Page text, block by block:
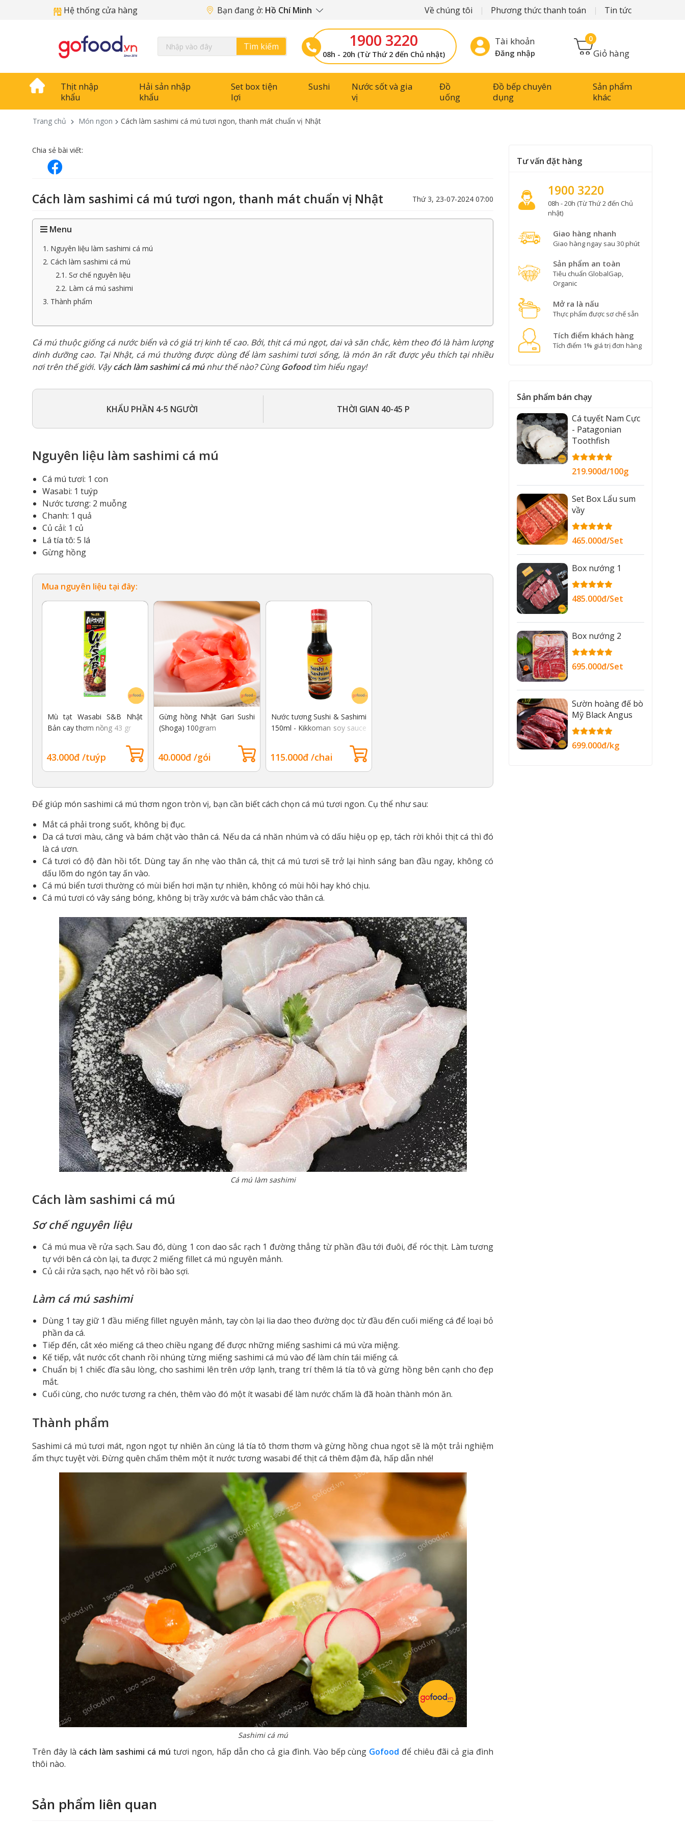
Hệ thống cửa hàng Bạn đang ở: Hồ Chí Minh Về chúng tôi Phương thức thanh toán Tin tức
Tìm kiếm 1900 3220
08h - 20h (Từ Thứ 2 đến Chủ nhật)
Tài khoản
Đăng nhập Giỏ hàng
0
Thịt nhập
khẩu
Hải sản nhập
khẩu
Set box tiện
lợi
Sushi
Nước sốt và gia
vị
Đồ
uống
Đồ bếp chuyên
dụng
Sản phẩm
khác
Trang chủ Món ngon Cách làm sashimi cá mú tươi ngon, thanh mát chuẩn vị Nhật
Chia sẻ bài viết:
Cách làm sashimi cá mú tươi ngon, thanh mát chuẩn vị Nhật Thứ 3, 23-07-2024 07:00
Menu
1. Nguyên liệu làm sashimi cá mú
2. Cách làm sashimi cá mú
2.1. Sơ chế nguyên liệu
2.2. Làm cá mú sashimi
3. Thành phẩm
Cá mú thuộc giống cá nước biển và có giá trị kinh tế cao. Bởi, thịt cá mú ngọt, dai và săn chắc, kèm theo đó là hàm lượng
dinh dưỡng cao. Tại Nhật, cá mú thường được dùng để làm sashimi tươi sống, là món ăn rất được yêu thích tại nhiều
nơi trên thế giới. Vậycách làm sashimi cá mú như thế nào? CùngGofoodtìm hiểu ngay!
KHẨU PHẦN 4-5 NGƯỜI THỜI GIAN 40-45 P
Nguyên liệu làm sashimi cá mú
Cá mú tươi: 1 con
Wasabi: 1 tuýp
Nước tương: 2 muỗng
Chanh: 1 quả
Củ cải: 1 củ
Lá tía tô: 5 lá
Gừng hồng
Mua nguyên liệu tại đây:
Mù tạt Wasabi S&B Nhật
Bản cay thơm nồng 43 gr
43.000đ /tuýp
Gừng hồng Nhật Gari Sushi
(Shoga) 100gram
40.000đ /gói
Nước tương Sushi & Sashimi
150ml - Kikkoman soy sauce
115.000đ /chai
Để giúp món sashimi cá mú thơm ngon tròn vị, bạn cần biết cách chọn cá mú tươi ngon. Cụ thể như sau:
Mắt cá phải trong suốt, không bị đục.
Da cá tươi màu, căng và bám chặt vào thân cá. Nếu da cá nhăn nhúm và có dấu hiệu ọp ẹp, tách rời khỏi thịt cá thì đó
là cá ươn.
Cá tươi có độ đàn hồi tốt. Dùng tay ấn nhẹ vào thân cá, thịt cá mú tươi sẽ trở lại hình sáng ban đầu ngay, không có
dấu lõm do ngón tay ấn vào.
Cá mú biển tươi thường có mùi biển hơi mặn tự nhiên, không có mùi hôi hay khó chịu.
Cá mú tươi có vây sáng bóng, không bị trầy xước và bám chắc vào thân cá.
Cá mú làm sashimi
Cách làm sashimi cá mú
Sơ chế nguyên liệu
Cá mú mua về rửa sạch. Sau đó, dùng 1 con dao sắc rạch 1 đường thẳng từ phần đầu tới đuôi, để róc thịt. Làm tương
tự với bên cá còn lại, ta được 2 miếng fillet cá mú nguyên mảnh.
Củ cải rửa sạch, nạo hết vỏ rồi bào sợi.
Làm cá mú sashimi
Dùng 1 tay giữ 1 đầu miếng fillet nguyên mảnh, tay còn lại lia dao theo đường dọc từ đầu đến cuối miếng cá để loại bỏ
phần da cá.
Tiếp đến, cắt xéo miếng cá theo chiều ngang để được những miếng sashimi cá mú vừa miệng.
Kế tiếp, vắt nước cốt chanh rồi nhúng từng miếng sashimi cá mú vào để làm chín tái miếng cá.
Chuẩn bị 1 chiếc đĩa sâu lòng, cho sashimi lên trên ướp lạnh, trang trí thêm lá tía tô và gừng hồng bên cạnh cho đẹp
mắt.
Cuối cùng, cho nước tương ra chén, thêm vào đó một ít wasabi để làm nước chấm là đã hoàn thành món ăn.
Thành phẩm
Sashimi cá mú tươi mát, ngon ngọt tự nhiên ăn cùng lá tía tô thơm thơm và gừng hồng chua ngọt sẽ là một trải nghiệm
ẩm thực tuyệt vời. Đừng quên chấm thêm một ít nước tương wasabi để thịt cá thêm đậm đà, hấp dẫn nhé!
Sashimi cá mú
Trên đây là cách làm sashimi cá mú tươi ngon, hấp dẫn cho cả gia đình. Vào bếp cùng Gofood để chiêu đãi cả gia đình
thôi nào.
Sản phẩm liên quan
Tư vấn đặt hàng
1900 3220
08h - 20h (Từ Thứ 2 đến Chủ
nhật)
Giao hàng nhanh
Giao hàng ngay sau 30 phút
Sản phẩm an toàn
Tiêu chuẩn GlobalGap,
Organic
Mở ra là nấu
Thực phẩm được sơ chế sẵn
Tích điểm khách hàng
Tích điểm 1% giá trị đơn hàng
Sản phẩm bán chạy
Cá tuyết Nam Cực
- Patagonian
Toothfish
219.900đ/100g
Set Box Lẩu sum
vầy
465.000đ/Set
Box nướng 1
485.000đ/Set
Box nướng 2
695.000đ/Set
Sườn hoàng đế bò
Mỹ Black Angus
699.000đ/kg